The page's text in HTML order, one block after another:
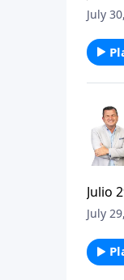
del
July
Julio
que
July